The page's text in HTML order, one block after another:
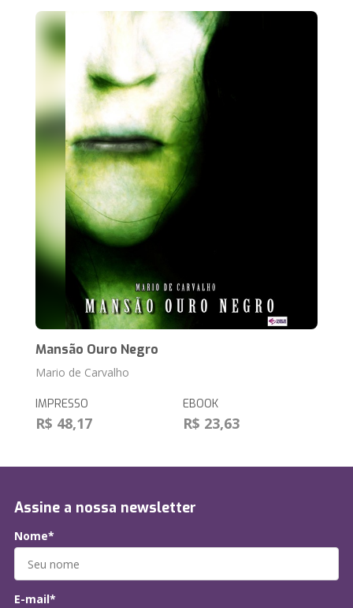
Mansão Ouro Negro
Mario de Carvalho
IMPRESSO
R$ 48,17
EBOOK
R$ 23,63
Assine a nossa newsletter
Nome*
E-mail*